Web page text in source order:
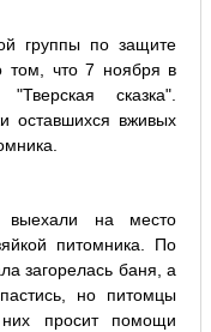
группы по защите
том, что 7 ноября в
сказка".
оставшихся вживых
выехали на место
питомника. По
загорелась баня, а
но питомцы
просит помощи